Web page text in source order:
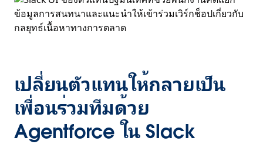
เปลี่ยนตัวแทนให้กลายเป็น
เพื่อนร่วมทีมด้วย
Agentforce ใน Slack